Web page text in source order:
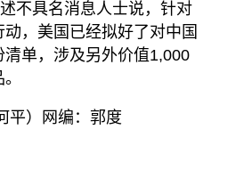
不具名消息人士说，针对
，美国已经拟好了对中国
单，涉及另外价值1,000
平）网编：郭度